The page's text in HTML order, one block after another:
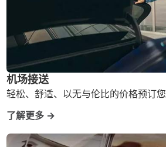
机场接送
轻松、舒适、以无与伦比的价格预订您
了解更多 →